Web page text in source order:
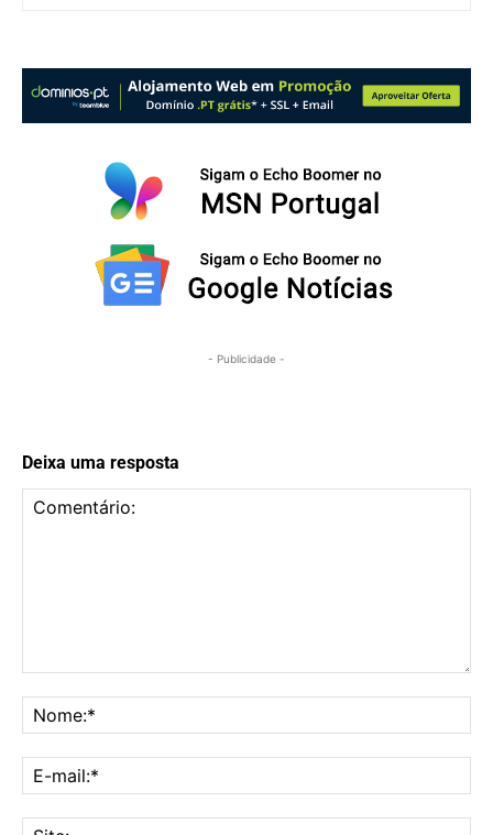
- Publicidade -
Deixa uma resposta